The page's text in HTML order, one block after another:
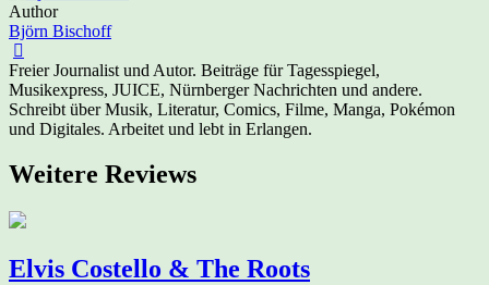
Author
Björn Bischoff
Freier Journalist und Autor. Beiträge für Tagesspiegel,
Musikexpress, JUICE, Nürnberger Nachrichten und andere.
Schreibt über Musik, Literatur, Comics, Filme, Manga, Pokémon
und Digitales. Arbeitet und lebt in Erlangen.
Weitere Reviews
Elvis Costello & The Roots